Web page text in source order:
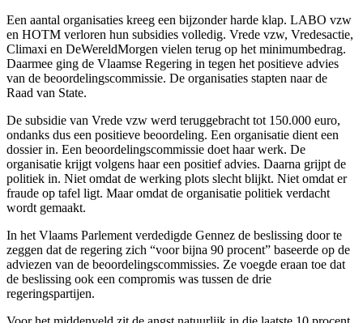
Een aantal organisaties kreeg een bijzonder harde klap. LABO vzw
en HOTM verloren hun subsidies volledig. Vrede vzw, Vredesactie,
Climaxi en DeWereldMorgen vielen terug op het minimumbedrag.
Daarmee ging de Vlaamse Regering in tegen het positieve advies
van de beoordelingscommissie. De organisaties stapten naar de
Raad van State.
De subsidie van Vrede vzw werd teruggebracht tot 150.000 euro,
ondanks dus een positieve beoordeling. Een organisatie dient een
dossier in. Een beoordelingscommissie doet haar werk. De
organisatie krijgt volgens haar een positief advies. Daarna grijpt de
politiek in. Niet omdat de werking plots slecht blijkt. Niet omdat er
fraude op tafel ligt. Maar omdat de organisatie politiek verdacht
wordt gemaakt.
In het Vlaams Parlement verdedigde Gennez de beslissing door te
zeggen dat de regering zich “voor bijna 90 procent” baseerde op de
adviezen van de beoordelingscommissies. Ze voegde eraan toe dat
de beslissing ook een compromis was tussen de drie
regeringspartijen.